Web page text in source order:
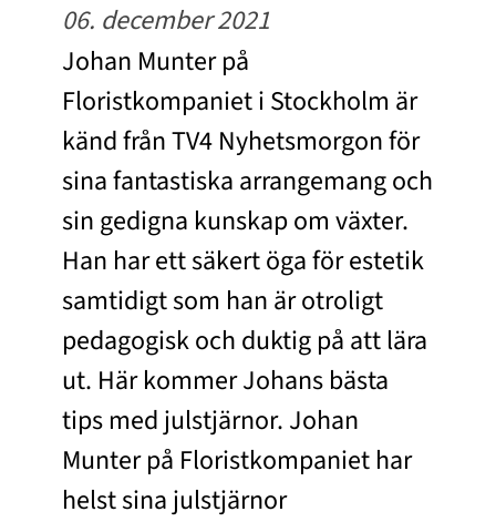
06. december 2021
Johan Munter på
Floristkompaniet i Stockholm är
känd från TV4 Nyhetsmorgon för
sina fantastiska arrangemang och
sin gedigna kunskap om växter.
Han har ett säkert öga för estetik
samtidigt som han är otroligt
pedagogisk och duktig på att lära
ut. Här kommer Johans bästa
tips med julstjärnor. Johan
Munter på Floristkompaniet har
helst sina julstjärnor